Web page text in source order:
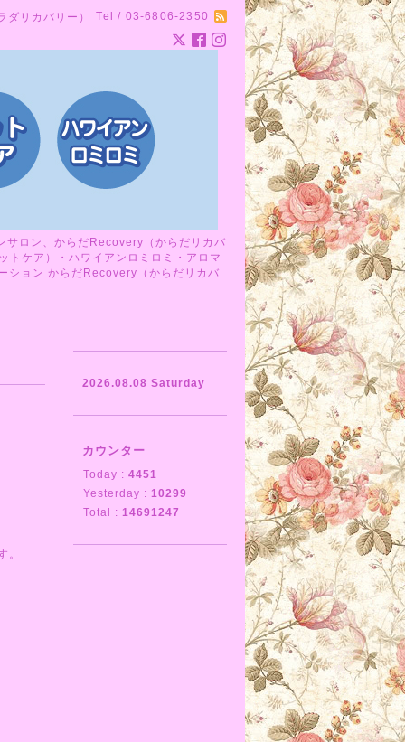
リカバリー） Tel / 03-6806-2350
サロン、からだRecovery（からだリカバ
トケア）・ハワイアンロミロミ・アロマ
ション からだRecovery（からだリカバ
。
2026.08.08 Saturday
カウンター
Today : 4451
Yesterday : 10299
Total : 14691247